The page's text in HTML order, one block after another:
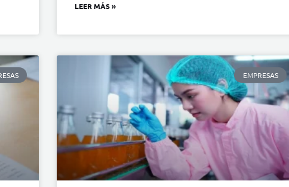
LEER MÁS »
EMPRESAS